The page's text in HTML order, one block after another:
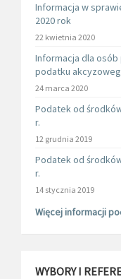
Informacja w
2020 rok
22 kwietnia 2020
Informacja dla
podatku
24 marca 2020
Podatek od
r.
12 grudnia 2019
Podatek od
r.
14 stycznia 2019
Więcej informacji
WYBORY I